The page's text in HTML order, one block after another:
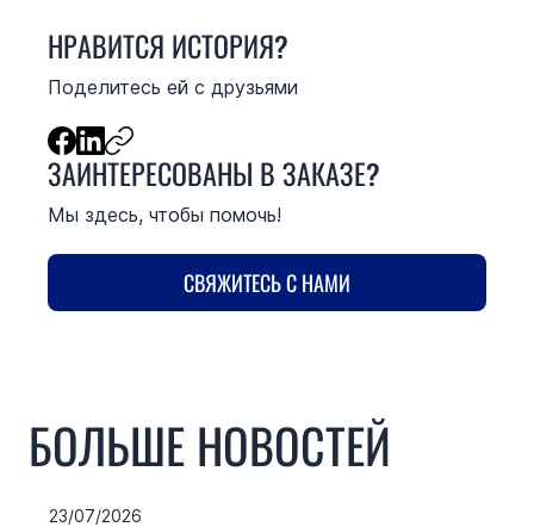
БОЛЬШЕ НОВОСТЕЙ
23/07/2026
НРАВИТСЯ ИСТОРИЯ?
Поделитесь ей с друзьями
СВЯЖИТЕСЬ С НАМИ
ЗАИНТЕРЕСОВАНЫ В ЗАКАЗЕ?
Мы здесь, чтобы помочь!